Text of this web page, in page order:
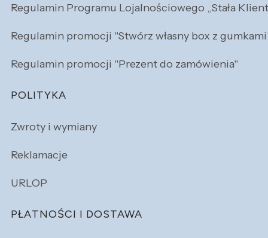
Regulamin Programu Lojalnościowego „Stała
Regulamin promocji "Stwórz własny box z
Regulamin promocji "Prezent do zamówienia"
POLITYKA
Zwroty i wymiany
Reklamacje
URLOP
PŁATNOŚCI I DOSTAWA